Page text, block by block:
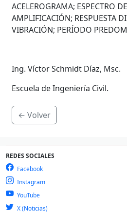
ACELEROGRAMA; ESPECTRO
AMPLIFICACIÓN; RESPUESTA
VIBRACIÓN; PERÍODO
Ing. Víctor Schmidt Díaz, Msc.
Escuela de Ingeniería Civil.
← Volver
REDES SOCIALES
Facebook
Instagram
YouTube
X (Noticias)